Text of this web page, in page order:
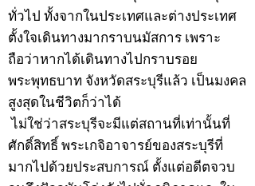
ทั่วไป ทั้งจากในประเทศและต่างประเทศ
ตั้งใจเดินทางมากราบนมัสการ เพราะ
ถือว่าหากได้เดินทางไปกราบรอย
พระพุทธบาท จังหวัดสระบุรีแล้ว เป็นมงคล
สูงสุดในชีวิตก็ว่าได้
ไม่ใช่ว่าสระบุรีจะมีแต่สถานที่เท่านั้นที่
ศักดิ์สิทธิ์ พระเกจิอาจารย์ของสระบุรีที่
มากไปด้วยประสบการณ์ ตั้งแต่อดีตจวบ